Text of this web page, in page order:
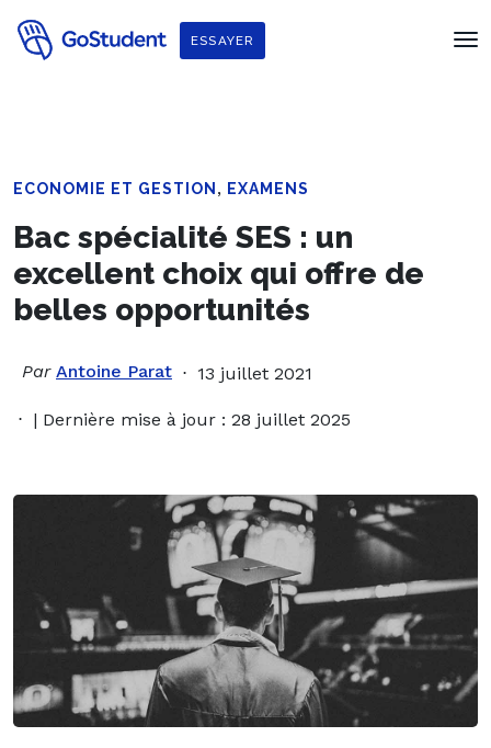
ESSAYER
ECONOMIE ET GESTION , EXAMENS
Bac spécialité SES : un
excellent choix qui offre de
belles opportunités
Par Antoine Parat 13 juillet 2021
| Dernière mise à jour : 28 juillet 2025